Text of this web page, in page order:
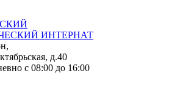
ИНТЕРНАТ
д.40
с 08:00 до 16:00